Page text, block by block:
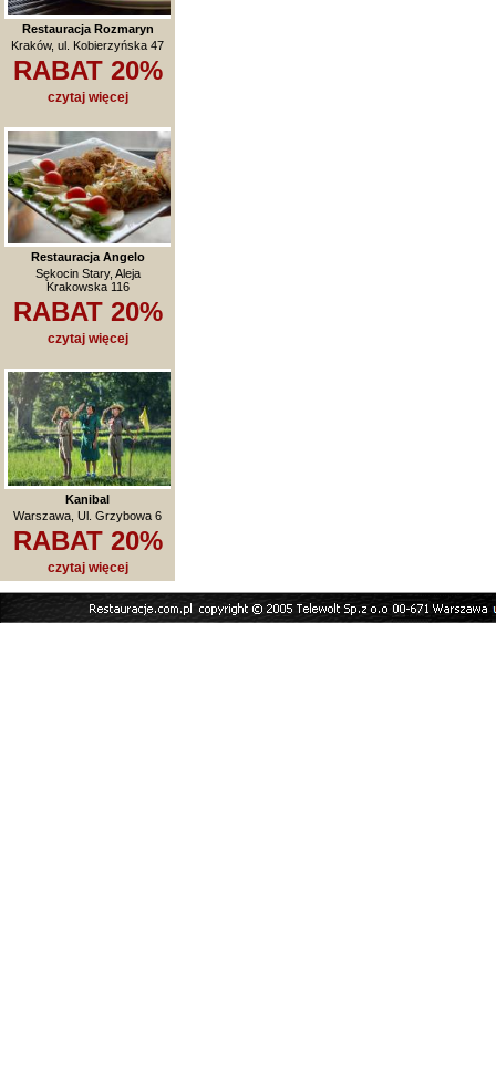
Restauracja Rozmaryn
Kraków, ul. Kobierzyńska 47
RABAT 20%
czytaj więcej
Restauracja Angelo
Sękocin Stary, Aleja
Krakowska 116
RABAT 20%
czytaj więcej
Kanibal
Warszawa, Ul. Grzybowa 6
RABAT 20%
czytaj więcej